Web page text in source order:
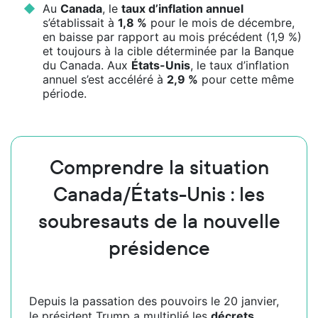
Au Canada, le taux d’inflation annuel
s’établissait à 1,8 % pour le mois de décembre,
en baisse par rapport au mois précédent (1,9 %)
et toujours à la cible déterminée par la Banque
du Canada. Aux États-Unis, le taux d’inflation
annuel s’est accéléré à 2,9 % pour cette même
période.
Comprendre la situation
Canada/États-Unis : les
soubresauts de la nouvelle
présidence
Depuis la passation des pouvoirs le 20 janvier,